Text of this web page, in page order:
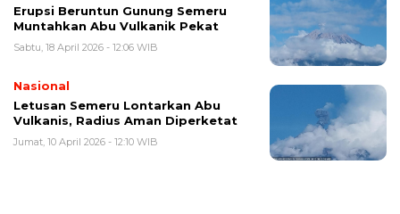
Erupsi Beruntun Gunung Semeru
Muntahkan Abu Vulkanik Pekat
Sabtu, 18 April 2026 - 12:06 WIB
Nasional
Letusan Semeru Lontarkan Abu
Vulkanis, Radius Aman Diperketat
Jumat, 10 April 2026 - 12:10 WIB